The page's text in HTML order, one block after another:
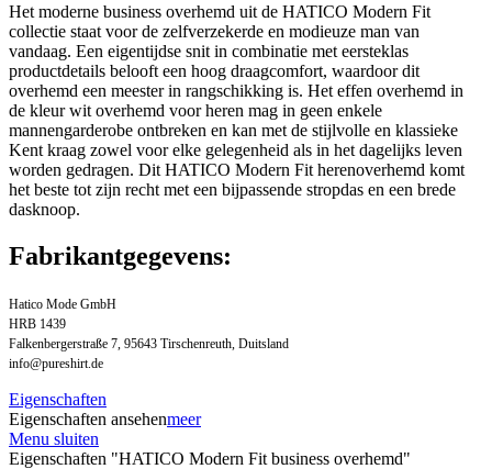
Het moderne business overhemd uit de HATICO Modern Fit
collectie staat voor de zelfverzekerde en modieuze man van
vandaag. Een eigentijdse snit in combinatie met eersteklas
productdetails belooft een hoog draagcomfort, waardoor dit
overhemd een meester in rangschikking is. Het effen overhemd in
de kleur wit overhemd voor heren mag in geen enkele
mannengarderobe ontbreken en kan met de stijlvolle en klassieke
Kent kraag zowel voor elke gelegenheid als in het dagelijks leven
worden gedragen. Dit HATICO Modern Fit herenoverhemd komt
het beste tot zijn recht met een bijpassende stropdas en een brede
dasknoop.
Fabrikantgegevens:
Hatico Mode GmbH
HRB 1439
Falkenbergerstraße 7, 95643 Tirschenreuth, Duitsland
info@pureshirt.de
Eigenschaften
Eigenschaften ansehenmeer
Menu sluiten
Eigenschaften "HATICO Modern Fit business overhemd"